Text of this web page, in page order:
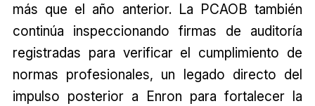
más que el año anterior. La PCAOB también
continúa inspeccionando firmas de auditoría
registradas para verificar el cumplimiento de
normas profesionales, un legado directo del
impulso posterior a Enron para fortalecer la